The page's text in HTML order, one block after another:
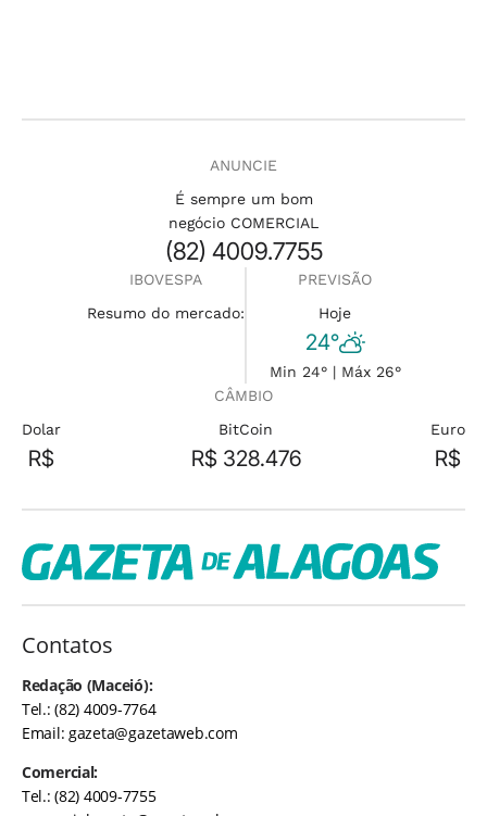
ANUNCIE
É sempre um bom
negócio COMERCIAL
(82) 4009.7755
IBOVESPA
Resumo do mercado:
PREVISÃO
Hoje
24°
Min 24° | Máx 26°
CÂMBIO
Dolar
R$
BitCoin
R$ 328.476
Euro
R$
Contatos
Redação (Maceió):
Tel.: (82) 4009-7764
Email:gazeta@gazetaweb.com
Comercial:
Tel.: (82) 4009-7755